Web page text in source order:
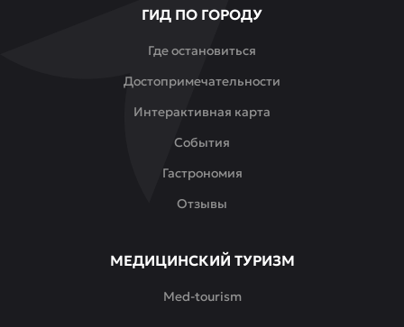
ГИД ПО ГОРОДУ
Где остановиться
Достопримечательности
Интерактивная карта
События
Гастрономия
Отзывы
МЕДИЦИНСКИЙ ТУРИЗМ
Med-tourism